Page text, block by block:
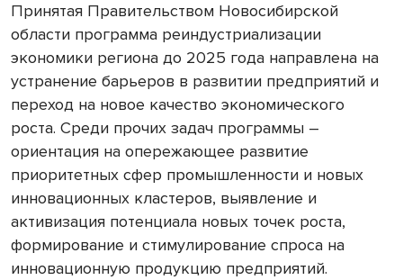
Принятая Правительством Новосибирской
области программа реиндустриализации
экономики региона до 2025 года направлена на
устранение барьеров в развитии предприятий и
переход на новое качество экономического
роста. Среди прочих задач программы –
ориентация на опережающее развитие
приоритетных сфер промышленности и новых
инновационных кластеров, выявление и
активизация потенциала новых точек роста,
формирование и стимулирование спроса на
инновационную продукцию предприятий.